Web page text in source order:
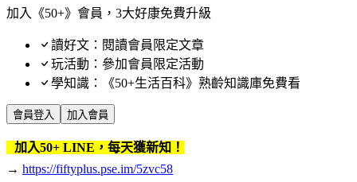
加入《50+》會員，3大好康免費升級
讀好文：閱讀會員限定文章
玩活動：參加會員限定活動
學知識：《50+生活百科》熟齡知識庫免費看
會員登入 加入會員
加入50+ LINE，每天獲新知！
→ https://fiftyplus.pse.im/5zvc58